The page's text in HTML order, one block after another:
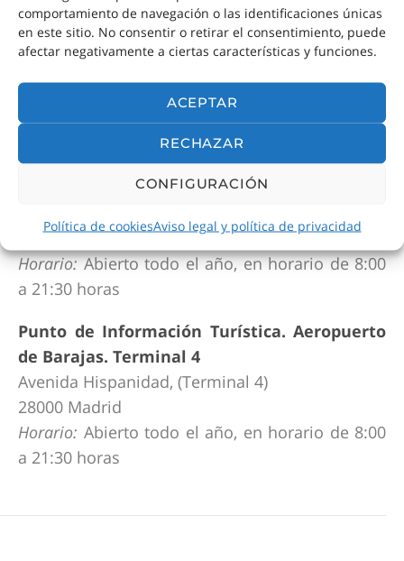
comportamiento de navegación o las identificaciones únicas
en este sitio. No consentir o retirar el consentimiento, puede
afectar negativamente a ciertas características y funciones.
ACEPTAR
RECHAZAR
CONFIGURACIÓN
Política de cookiesAviso legal y política de privacidad
Ronda de Atocha, s/n (junto al Museo Reina
Sofía)
Horario
: De 9:30 horas a 20:30 horas.
Punto de Información Turística. Aeropuerto
de Barajas. Terminal 2
Avenida Hispanidad, (Terminal 2, entre salas 5 y
28000 Madrid
Horario:Abierto todo el año, en horario de 8:00
a 21:30 horas
Punto de Información Turística. Aeropuerto
de Barajas. Terminal 4
Avenida Hispanidad, (Terminal 4)
28000 Madrid
Horario: Abierto todo el año, en horario de 8:00
a 21:30 horas